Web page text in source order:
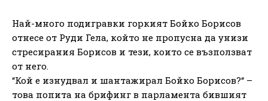
Най-много подигравки горкият Бойко Борисов
отнесе от Руди Гела, който не пропусна да унизи
стресирания Борисов и тези, които се възползват
от него.
“Кой е изнудвал и шантажирал Бойко Борисов?“ –
това попита на брифинг в парламента бившият